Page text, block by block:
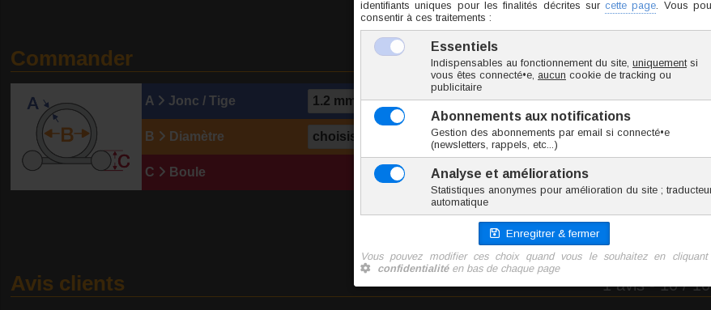
Commander
A Jonc / Tige
B Diamètre
C Boule Choissisez votre taille...
Avis clients 1 avis- 10 / 10